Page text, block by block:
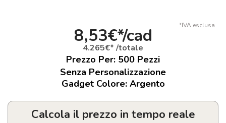
*IVA esclusa
8,53€*/cad
4.265€* /totale
Prezzo Per: 500 Pezzi
Senza Personalizzazione
Gadget Colore: Argento
Calcola il prezzo in tempo reale